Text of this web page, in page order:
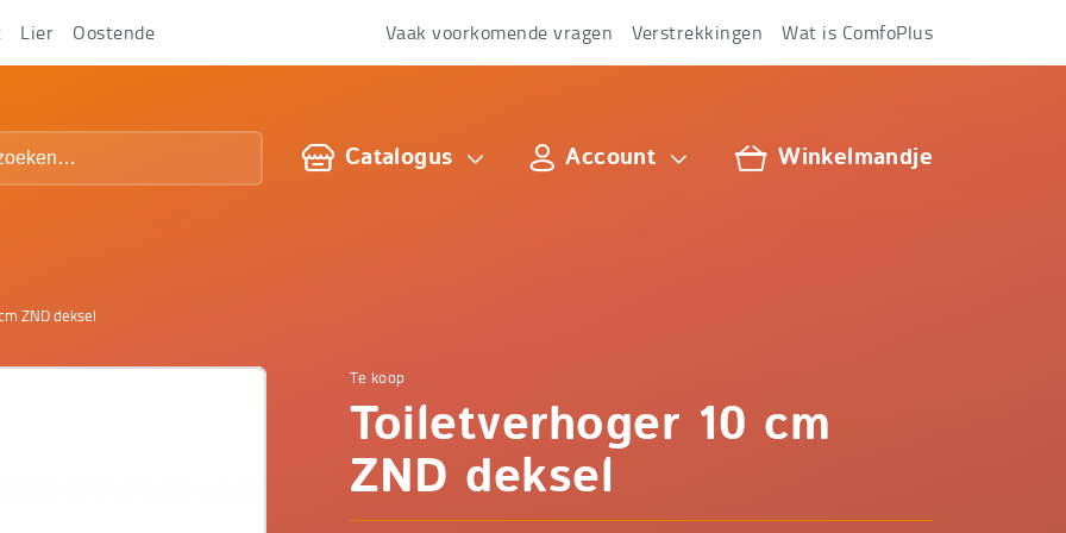
ZND deksel
Comfoplus
-
Te koop
Toiletverhoger 10 cm
ZND deksel
Lier Oostende
Over
Vaak voorkomende vragen Verstrekkingen Wat is ComfoPlus
Catalogus Account Winkelmandje